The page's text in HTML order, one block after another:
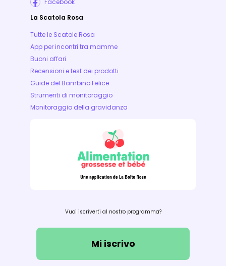
La Scatola Rosa
Tutte le Scatole Rosa
App per incontri tra mamme
Buoni affari
Recensioni e test dei prodotti
Guide del Bambino Felice
Strumenti di monitoraggio
Monitoraggio della gravidanza
Vuoi iscriverti al nostro programma?
Mi iscrivo